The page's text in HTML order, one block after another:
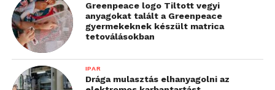
Greenpeace logo Tiltott vegyi
anyagokat talált a Greenpeace
gyermekeknek készült matrica
tetoválásokban
IPAR
Drága mulasztás elhanyagolni az